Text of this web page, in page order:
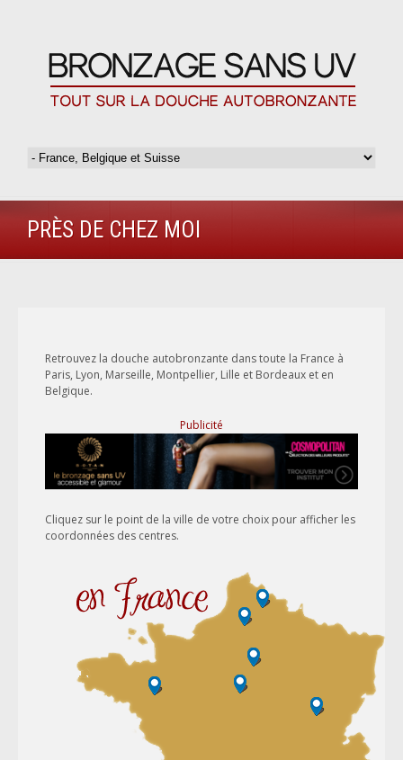
PRÈS DE CHEZ MOI
Retrouvez la douche autobronzante dans toute la France à
Paris, Lyon, Marseille, Montpellier, Lille et Bordeaux et en
Belgique.
Publicité
Cliquez sur le point de la ville de votre choix pour afficher les
coordonnées des centres.